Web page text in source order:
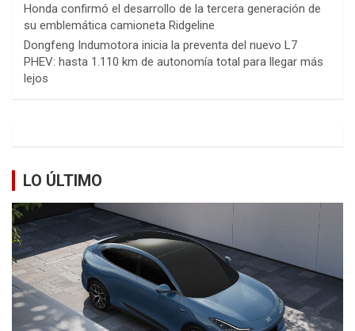
Honda confirmó el desarrollo de la tercera generación de
su emblemática camioneta Ridgeline
Dongfeng Indumotora inicia la preventa del nuevo L7
PHEV: hasta 1.110 km de autonomía total para llegar más
lejos
LO ÚLTIMO